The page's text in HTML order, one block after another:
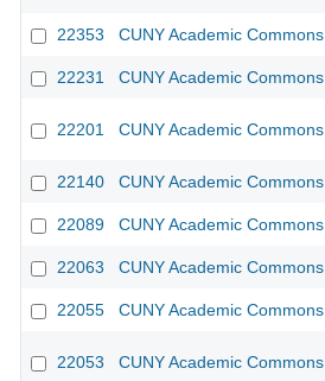
22353 CUNY Academic Commons
22231 CUNY Academic Commons
22201 CUNY Academic Commons
22140 CUNY Academic Commons
22089 CUNY Academic Commons
22063 CUNY Academic Commons
22055 CUNY Academic Commons
22053 CUNY Academic Commons